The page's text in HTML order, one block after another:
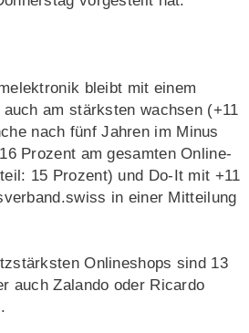
bleibt mit einem
am stärksten wachsen (+11
nach fünf Jahren im Minus
Prozent am gesamten Online-
15 Prozent) und Do-It mit +11
in einer Mitteilung
Onlineshops sind 13
auch Zalando oder Ricardo